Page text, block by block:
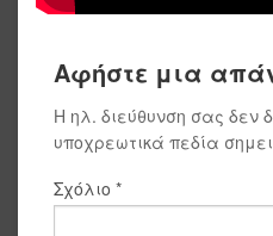
Αφήστε μια
Η ηλ. διεύθυνση σας δεν
υποχρεωτικά πεδία
Σχόλιο *